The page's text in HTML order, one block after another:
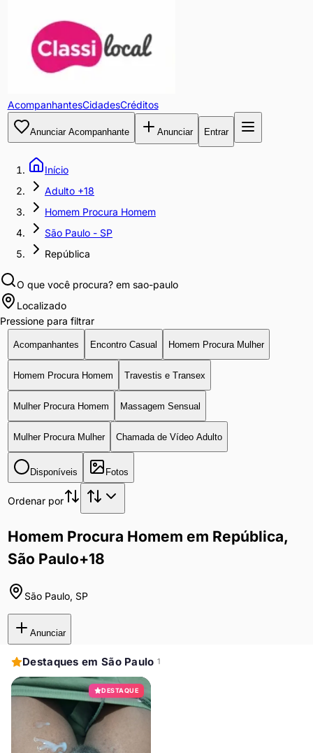
AcompanhantesCidadesCréditos
Anunciar Acompanhante Anunciar Entrar
Início
Adulto +18
Homem Procura Homem
São Paulo - SP
República
O que você procura? em sao-paulo
Localizado
Pressione para filtrar
Acompanhantes Encontro Casual Homem Procura Mulher
Homem Procura Homem Travestis e Transex
Mulher Procura Homem Massagem Sensual
Mulher Procura Mulher Chamada de Vídeo Adulto
Disponíveis Fotos
Ordenar por
Homem Procura Homem em República,
São Paulo+18
São Paulo, SP
Anunciar
Destaques em São Paulo 1
DESTAQUE